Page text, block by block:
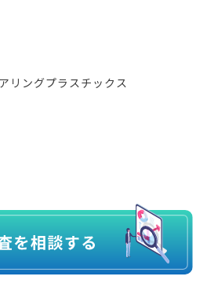
グプラスチックス